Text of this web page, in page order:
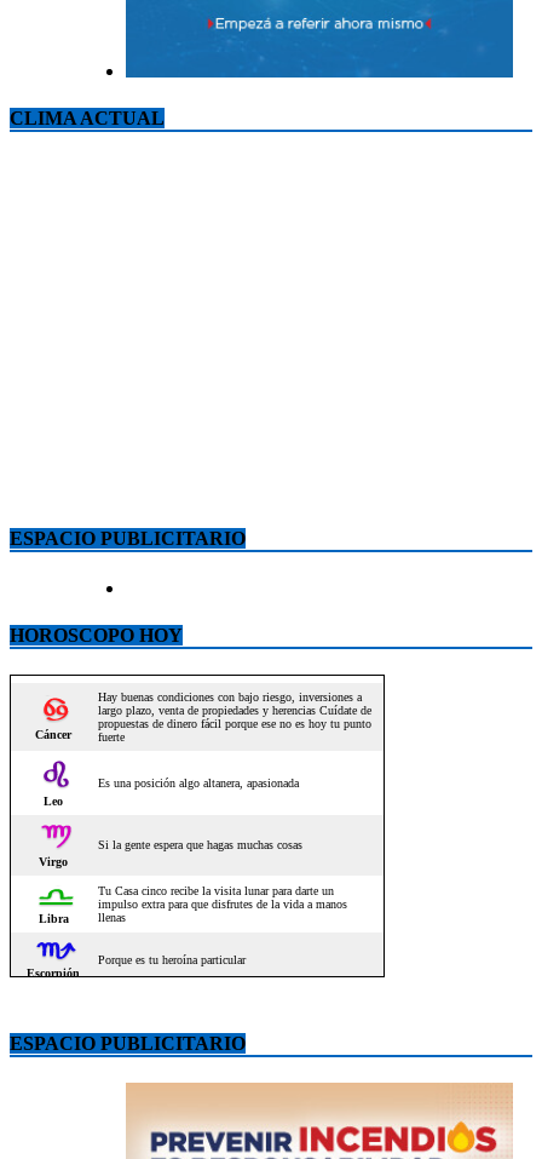
CLIMA ACTUAL
ESPACIO PUBLICITARIO
HOROSCOPO HOY
ESPACIO PUBLICITARIO